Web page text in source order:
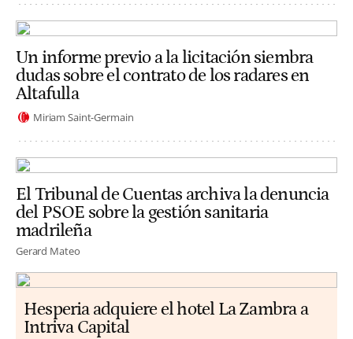
Un informe previo a la licitación siembra
dudas sobre el contrato de los radares en
Altafulla
Miriam Saint-Germain
El Tribunal de Cuentas archiva la denuncia
del PSOE sobre la gestión sanitaria
madrileña
Gerard Mateo
Hesperia adquiere el hotel La Zambra a
Intriva Capital